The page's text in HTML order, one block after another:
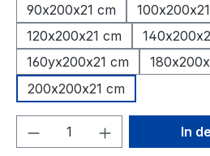
90x200x21 cm
120x200x21 cm
160yx200x21 cm
200x200x21 cm
Produkt Anzahl: Gib
In